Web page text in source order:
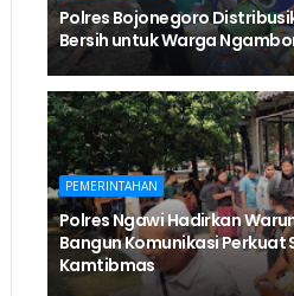
Polres Bojonegoro
Bersih untuk Warga
PEMERINTAHAN
Polres Ngawi Hadirkan
Bangun Komunikasi Perkuat
Kamtibmas